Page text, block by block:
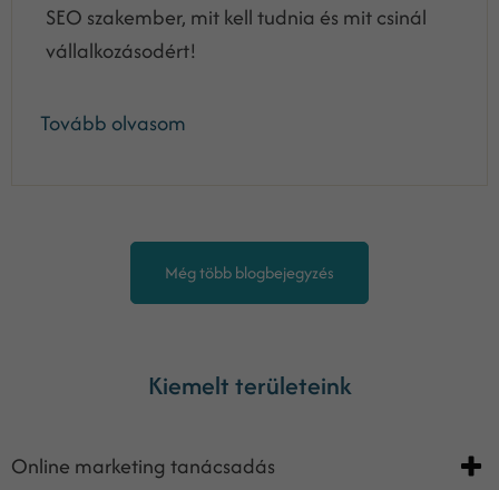
SEO szakember, mit kell tudnia és mit csinál
vállalkozásodért!
Tovább olvasom
Még több blogbejegyzés
Kiemelt területeink
Online marketing tanácsadás